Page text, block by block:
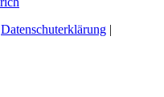
Datenschuterklärung |